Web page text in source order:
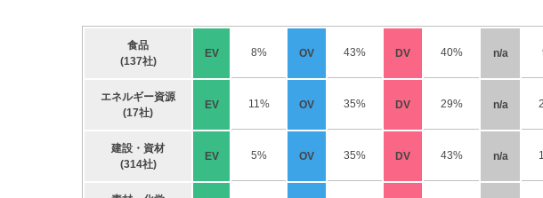
食品
(137社)
EV 8% OV 43% DV 40% n/a
エネルギー資源
(17社)
EV 11% OV 35% DV 29% n/a
建設・資材
(314社)
EV 5% OV 35% DV 43% n/a